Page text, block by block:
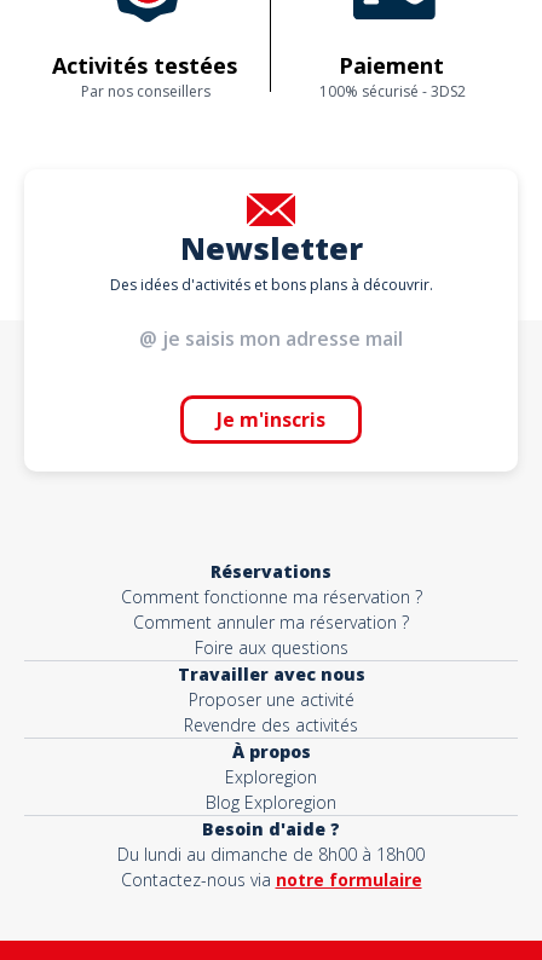
Activités testées
Par nos conseillers
Paiement
100% sécurisé - 3DS2
Newsletter
Des idées d'activités et bons plans à découvrir.
Je m'inscris
Réservations
Comment fonctionne ma réservation ?
Comment annuler ma réservation ?
Foire aux questions
Travailler avec nous
Proposer une activité
Revendre des activités
À propos
Exploregion
Blog Exploregion
Besoin d'aide ?
Du lundi au dimanche de 8h00 à 18h00
Contactez-nous via notre formulaire